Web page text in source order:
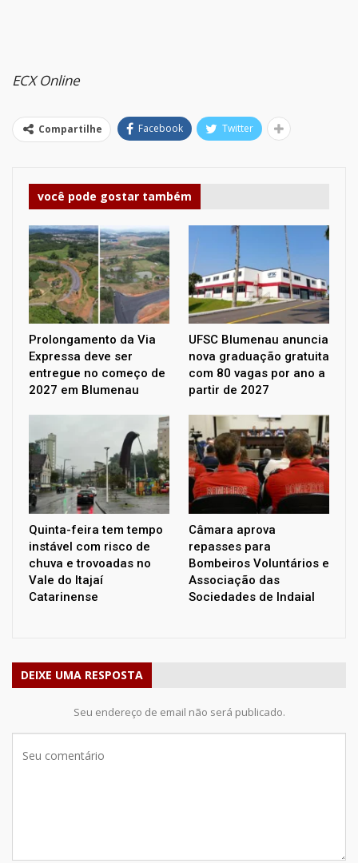
ECX Online
Compartilhe Facebook Twitter
você pode gostar também
Prolongamento da Via
Expressa deve ser
entregue no começo de
2027 em Blumenau
UFSC Blumenau anuncia
nova graduação gratuita
com 80 vagas por ano a
partir de 2027
Quinta-feira tem tempo
instável com risco de
chuva e trovoadas no
Vale do Itajaí
Catarinense
Câmara aprova
repasses para
Bombeiros Voluntários e
Associação das
Sociedades de Indaial
DEIXE UMA RESPOSTA
Seu endereço de email não será publicado.